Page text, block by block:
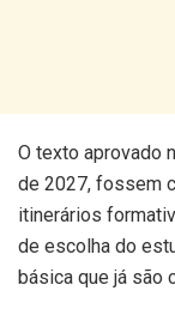
O texto aprovado
de 2027, fossem
itinerários
de escolha do
básica que já são